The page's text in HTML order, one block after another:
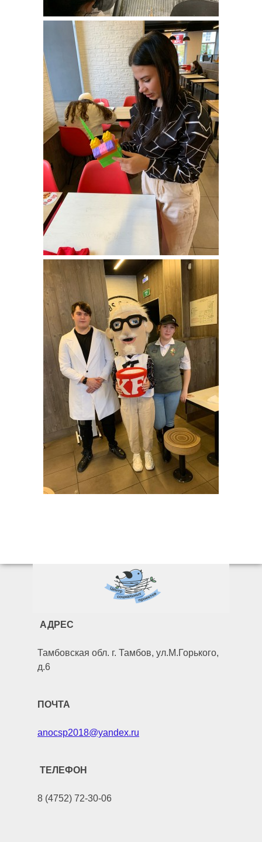
АДРЕС
Тамбовская обл. г. Тамбов, ул.М.Горького,
д.6
ПОЧТА
anocsp2018@yandex.ru
ТЕЛЕФОН
8 (4752) 72-30-06